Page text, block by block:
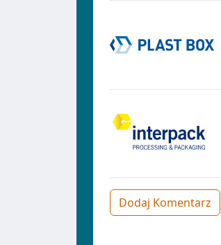
Dodaj Komentarz